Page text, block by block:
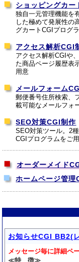
ショッピングカー
独自一元管理機能を
した極めて発展性の
グカートCGIプログ
アクセス解析CGI
アクセス解析CGIや
た商品ページ履歴表
用意
メールフォーム
郵便番号住所検索、
載可能なメールフォ
SEO対策CGI制作
SEO対策ツール。2
CGIプログラムをご
オーダーメイド
ホームページ管理